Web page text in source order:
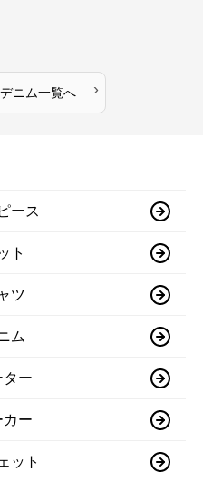
デニム一覧へ ›
ース
ト
ツ
ム
ター
カー
ット